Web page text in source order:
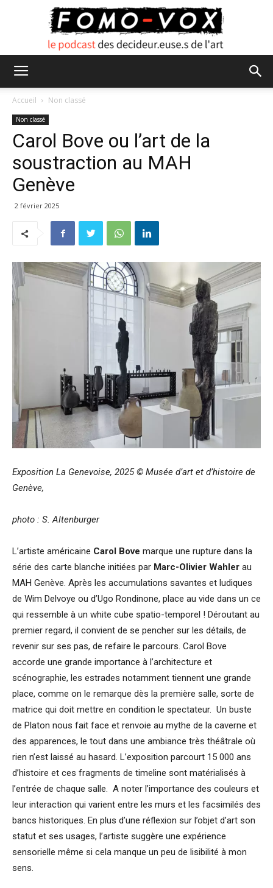
VOX
Accueil Non classé
Non classé
Carol Bove ou l’art de la
soustraction au MAH
Genève
2 février 2025
Exposition La Genevoise, 2025 © Musée d’art et d’histoire de
Genève,
photo : S. Altenburger
L’artiste américaine Carol Bove marque une rupture dans la
série des carte blanche initiées par Marc-Olivier Wahler au
MAH Genève. Après les accumulations savantes et ludiques
de Wim Delvoye ou d’Ugo Rondinone, place au vide dans un ce
qui ressemble à un white cube spatio-temporel ! Déroutant au
premier regard, il convient de se pencher sur les détails, de
revenir sur ses pas, de refaire le parcours. Carol Bove
accorde une grande importance à l’architecture et
scénographie, les estrades notamment tiennent une grande
place, comme on le remarque dès la première salle, sorte de
matrice qui doit mettre en condition le spectateur. Un buste
de Platon nous fait face et renvoie au mythe de la caverne et
des apparences, le tout dans une ambiance très théâtrale où
rien n’est laissé au hasard. L’exposition parcourt 15 000 ans
d’histoire et ces fragments de timeline sont matérialisés à
l’entrée de chaque salle. A noter l’importance des couleurs et
leur interaction qui varient entre les murs et les facsimilés des
bancs historiques. En plus d’une réflexion sur l’objet d’art son
statut et ses usages, l’artiste suggère une expérience
sensorielle même si cela manque un peu de lisibilité à mon
sens.